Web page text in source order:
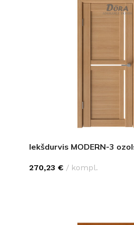
FLĪZES
Iekšdurvis MODERN-3
270,23 € kompl.